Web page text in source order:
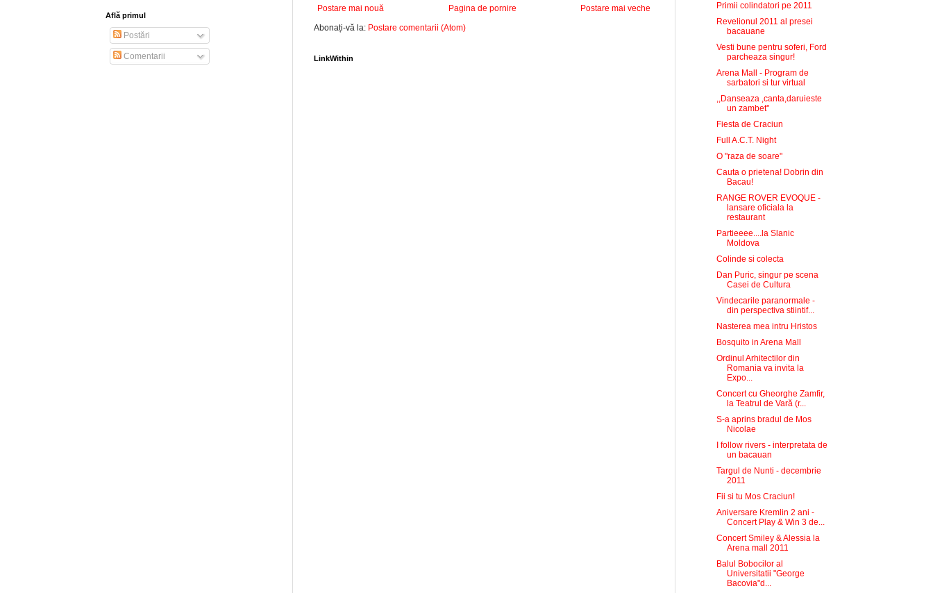
Postare mai nouă Postare mai veche
Pagina de pornire
Abonați-vă la: Postare comentarii (Atom)
LinkWithin
Află primul
Postări
Comentarii
Primii colindatori pe 2011
Revelionul 2011 al presei
bacauane
Vesti bune pentru soferi, Ford
parcheaza singur!
Arena Mall - Program de
sarbatori si tur virtual
,,Danseaza ,canta,daruieste
un zambet''
Fiesta de Craciun
Full A.C.T. Night
O "raza de soare"
Cauta o prietena! Dobrin din
Bacau!
RANGE ROVER EVOQUE -
lansare oficiala la
restaurant
Partieeee....la Slanic
Moldova
Colinde si colecta
Dan Puric, singur pe scena
Casei de Cultura
Vindecarile paranormale -
din perspectiva stiintif...
Nasterea mea intru Hristos
Bosquito in Arena Mall
Ordinul Arhitectilor din
Romania va invita la
Expo...
Concert cu Gheorghe Zamfir,
la Teatrul de Vară (r...
S-a aprins bradul de Mos
Nicolae
I follow rivers - interpretata de
un bacauan
Targul de Nunti - decembrie
2011
Fii si tu Mos Craciun!
Aniversare Kremlin 2 ani -
Concert Play & Win 3 de...
Concert Smiley & Alessia la
Arena mall 2011
Balul Bobocilor al
Universitatii "George
Bacovia"d...